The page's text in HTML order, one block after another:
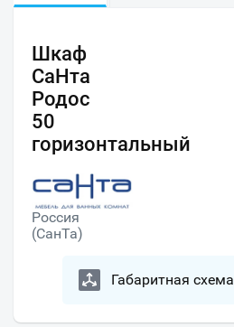
Шкаф
СаНта
Родос
50
горизонтальный
Россия
(СанТа)
Габаритная схема